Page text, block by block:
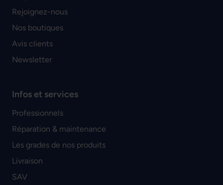
Rejoignez-nous
Nos boutiques
Avis clients
Newsletter
Infos et services
Professionnels
Réparation & maintenance
Les grades de nos produits
Livraison
SAV